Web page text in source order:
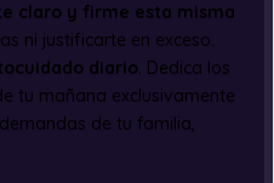
claro y firme esta misma
ni justificarte en exceso.
diario. Dedica los
tu mañana exclusivamente
de tu familia,